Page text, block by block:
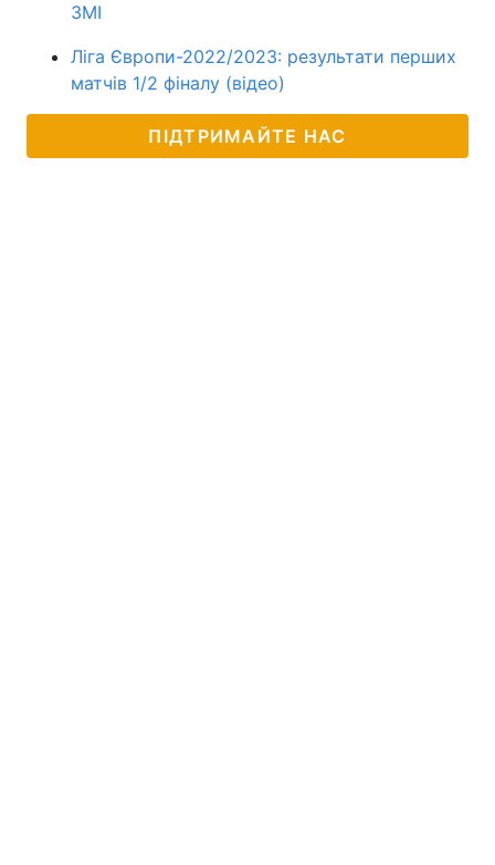
ЗМІ
Ліга Європи-2022/2023: результати перших
матчів 1/2 фіналу (відео)
ПІДТРИМАЙТЕ НАС